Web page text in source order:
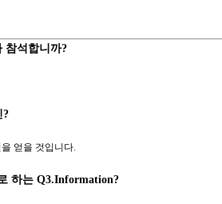
참석합니까?
?
얻을 것입니다.
하는 Q3.Information?